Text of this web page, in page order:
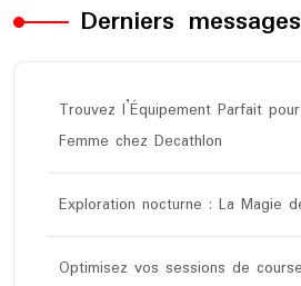
Derniers messages
Trouvez l’Équipement Parfait
Femme chez Decathlon
Exploration nocturne : La Magie
Optimisez vos sessions de